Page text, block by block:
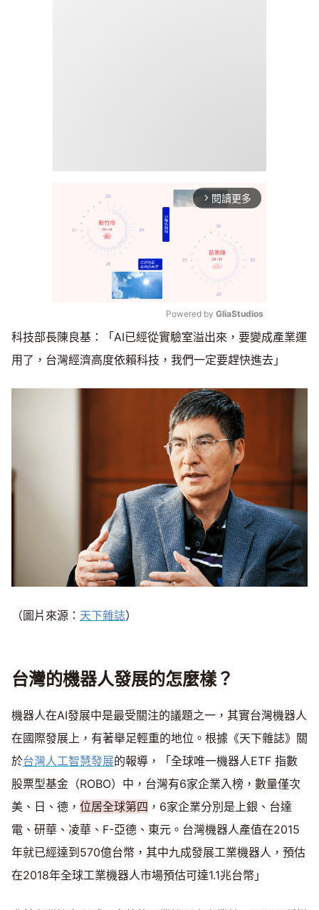
arrow_forward_ios 閱讀更多
Mute
Powered by GliaStudios
科技部長陳良基：「AI已經從實驗室溢出來，要變成產業運
用了，台灣經濟高度依賴科技，我們一定要趕快進去」
（圖片來源： 天下雜誌）
台灣的機器人發展的怎麼樣？
機器人在AI發展中是最受關注的議題之一，其實台灣機器人
在國際發展上，有著舉足輕重的地位。根據《天下雜誌》關
於台灣人工智慧發展的報導，「全球唯一機器人ETF 指數
股票型基金（ROBO）中，台灣有6家企業入榜，數量僅次
美、日、德， 位居全球第四 ，6家企業分別是上銀、台達
電、研華、凌華、F-亞德、東元。台灣機器人產值在2015
年就已經達到570億台幣，其中九成發展工業機器人，預估
在2018年全球工業機器人市場預估可達1.1兆台幣」